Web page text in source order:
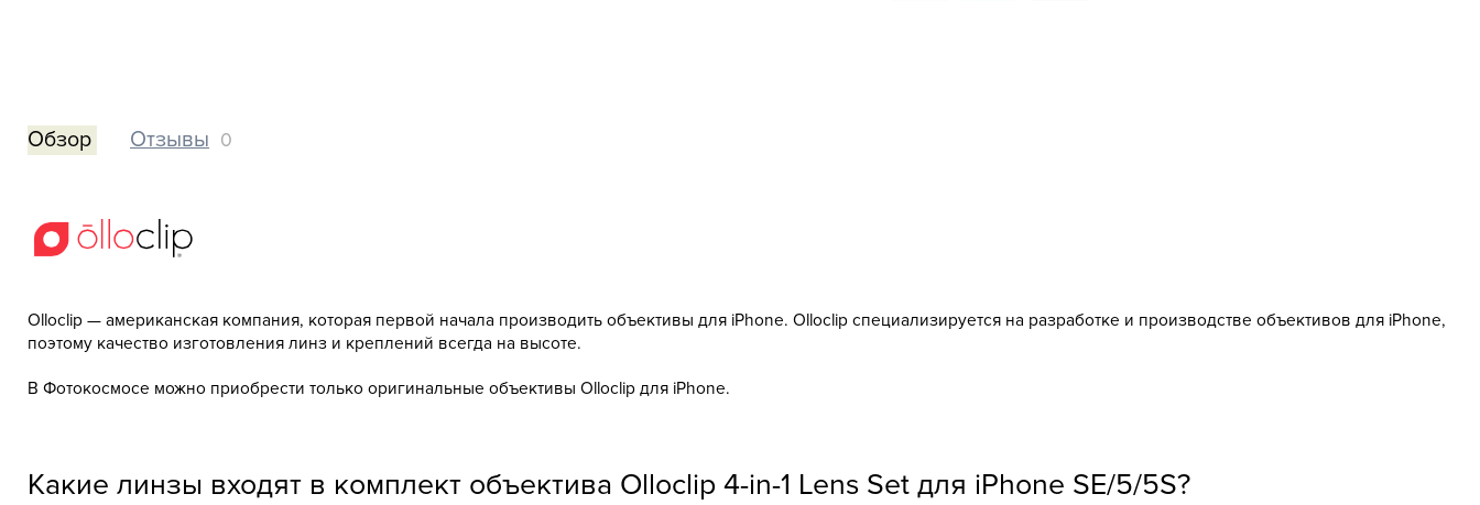
Обзор Отзывы 0
Olloclip — американская компания, которая первой начала производить объективы для iPhone. Olloclip специализируется на разработке и производстве объективов для iPhone,
поэтому качество изготовления линз и креплений всегда на высоте.
В Фотокосмосе можно приобрести только оригинальные объективы Olloclip для iPhone.
Какие линзы входят в комплект объектива Olloclip 4-in-1 Lens Set для iPhone SE/5/5S?